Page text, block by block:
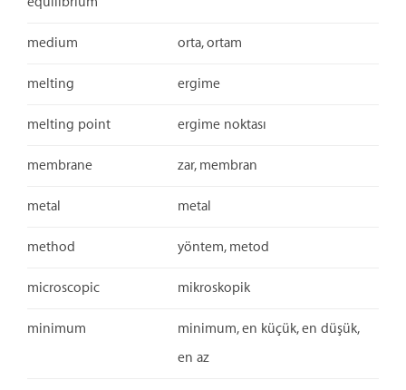
medium orta, ortam
melting ergime
melting point ergime noktası
membrane zar, membran
metal metal
method yöntem, metod
microscopic mikroskopik
minimum
minimum, en küçük, en düşük,
en az